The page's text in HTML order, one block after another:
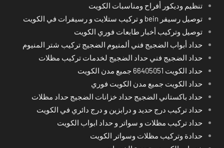
تنظيم وديكور أفراح ومناسبات الكويت
توصيل رسيفر bein و تركيب ستلايت و رسيفرات في الكويت
توصيل وتركيب أخبار طابعات فوري الكويت
حداد أبواب الضجيج فني ألمنيوم الضجيج تركيب شتر المنيوم
حداد الضجيج فني حداد الضجيج لخدمات تركيب مظلات
حداد الكويت 66405051 جميع مدن الكويت
حداد الكويت جميع مدن الكويت فوري
حداد باكستاني الضجيج حداد خزانات الضجيج حداد مظلات
حداد تركيب درج حديد و درابزين و درج دائري في الكويت
حداد تركيب مظلات و سواتر و حداد ابواب الكويت
حدادة وتركيب مظلات وسواتر الكويت